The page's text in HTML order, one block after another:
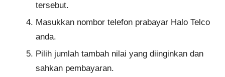
tersebut.
Masukkan nombor telefon prabayar Halo Telco
anda.
Pilih jumlah tambah nilai yang diinginkan dan
sahkan pembayaran.